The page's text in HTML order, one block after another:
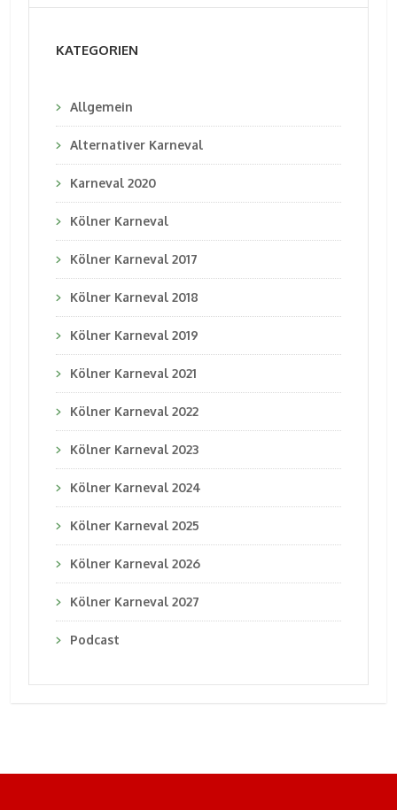
KATEGORIEN
Allgemein
Alternativer Karneval
Karneval 2020
Kölner Karneval
Kölner Karneval 2017
Kölner Karneval 2018
Kölner Karneval 2019
Kölner Karneval 2021
Kölner Karneval 2022
Kölner Karneval 2023
Kölner Karneval 2024
Kölner Karneval 2025
Kölner Karneval 2026
Kölner Karneval 2027
Podcast